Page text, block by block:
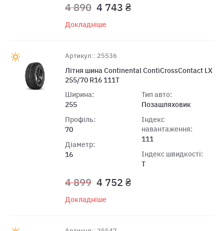
4 890 4 743 ₴
Докладніше
Артикул:: 25536
Літня шина Continental ContiCrossContact LX
255/70 R16 111T
Ширина:
255
Профіль:
70
Діаметр:
16
Тип авто:
Позашляховик
Індекс
навантаження:
111
Індекс швидкості:
T
4 899 4 752 ₴
Докладніше